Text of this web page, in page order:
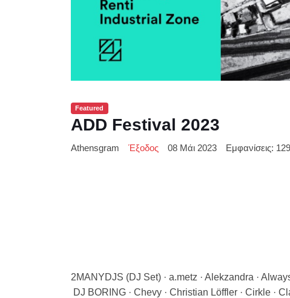
Featured
ADD Festival 2023
Athensgram Έξοδος 08 Μάι 2023 Εμφανίσεις:
2MANYDJS (DJ Set) · a.metz · Alekzandra ·
DJ BORING · Chevy · Christian Löffler · Cirkle ·